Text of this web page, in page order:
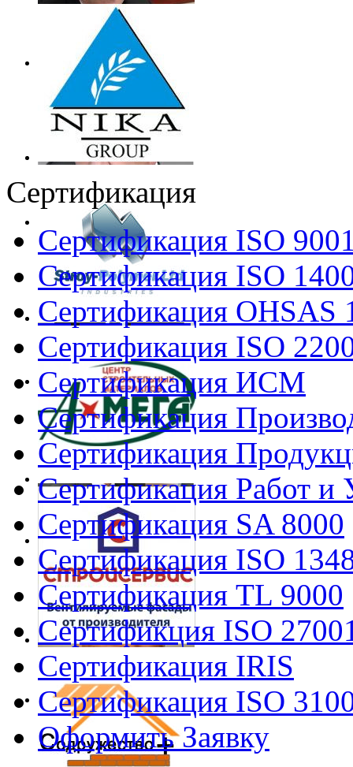
Сертификация
Сертификация ISO
Сертификация ISO
Сертификация OHSAS
Сертификация ISO
Сертификация ИСМ
Сертификация
Сертификация
Сертификация Работ и
Сертификация SA 8000
Сертификация ISO
Сертификация TL 9000
Сертификция ISO
Сертификация IRIS
Сертификация ISO
Оформить Заявку